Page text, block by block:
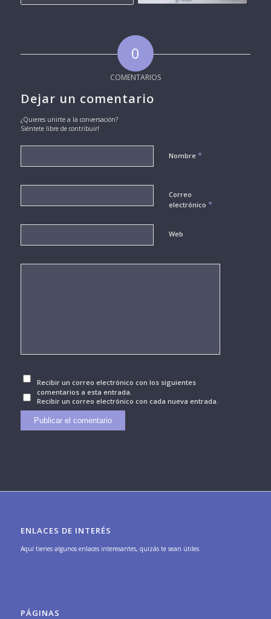
0
COMENTARIOS
Dejar un comentario
¿Quieres unirte a la conversación?
Siéntete libre de contribuir!
Nombre *
Correo
electrónico *
Web
Recibir un correo electrónico con los siguientes
comentarios a esta entrada.
Recibir un correo electrónico con cada nueva entrada.
ENLACES DE INTERÉS
Aquí tienes algunos enlaces interesantes, quizás te sean útiles.
PÁGINAS